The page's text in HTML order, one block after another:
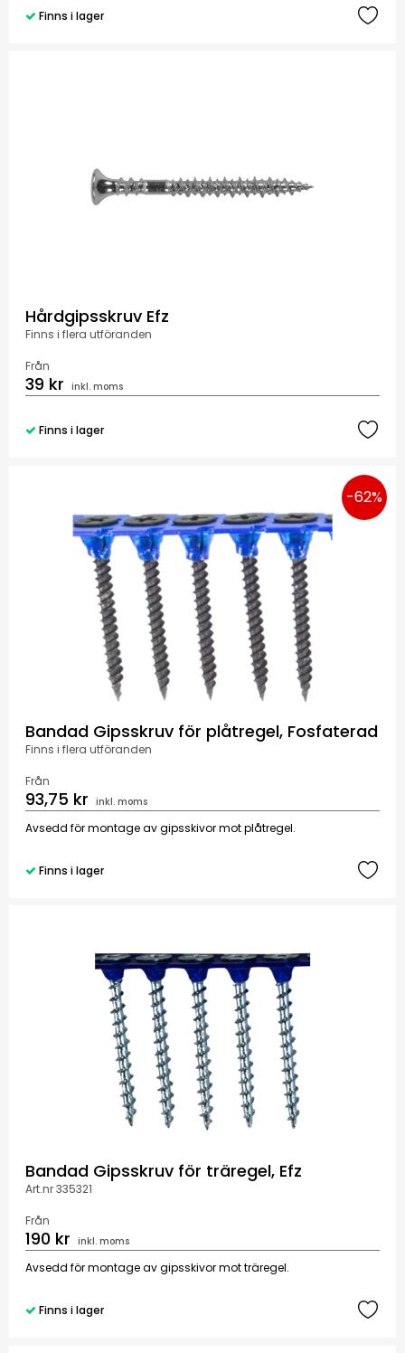
Finns i lager
Hårdgipsskruv Efz
Finns i flera utföranden
Från
39 kr inkl. moms
Finns i lager
-62%
Bandad Gipsskruv för plåtregel, Fosfaterad
Finns i flera utföranden
Från
93,75 kr inkl. moms
Avsedd för montage av gipsskivor mot plåtregel.
Finns i lager
Bandad Gipsskruv för träregel, Efz
Art.nr 335321
Från
190 kr inkl. moms
Avsedd för montage av gipsskivor mot träregel.
Finns i lager